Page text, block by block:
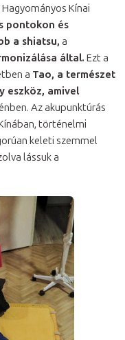
Kínai
pontokon és
a shiatsu, a
által. Ezt a
a Tao, a természet
eszköz, amivel
Az akupunktúrás
történelmi
keleti szemmel
lássuk a